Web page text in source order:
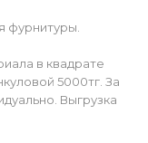
фурнитуры.
в квадрате
5000тг. За
Выгрузка